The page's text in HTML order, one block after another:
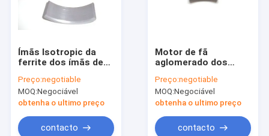
Ímãs Isotropic da
ferrite dos ímãs de
ferrite de Acg da
motocicleta
Preço:negotiable
MOQ:Negociável
obtenha o ultimo preço
contacto
Motor de fã
aglomerado dos
ferrite da ferrite 50W
80W
Preço:negotiable
MOQ:Negociável
obtenha o ultimo preço
contacto